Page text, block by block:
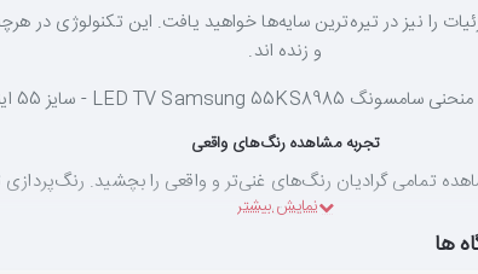
و زنده اند.
تجربه مشاهده رنگ‌های واقعی
است.
ها